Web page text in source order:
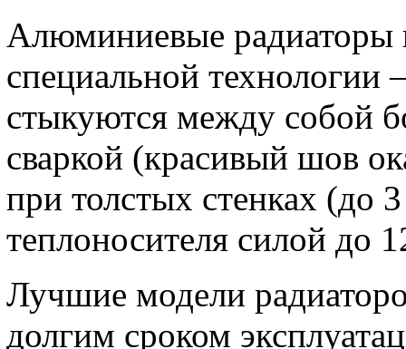
Алюминиевые радиаторы
специальной технологии
стыкуются между собой
сваркой (красивый шов
при толстых стенках (до
теплоносителя силой до
Лучшие модели
долгим сроком